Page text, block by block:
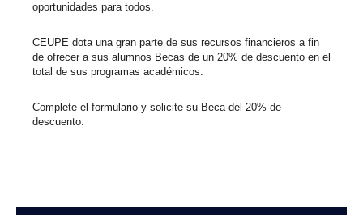
oportunidades para todos.
CEUPE dota una gran parte de sus recursos financieros a fin
de ofrecer a sus alumnos Becas de un 20% de descuento en el
total de sus programas académicos.
Complete el formulario y solicite su Beca del 20% de
descuento.